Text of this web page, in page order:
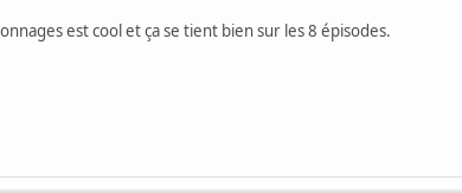
est cool et ça se tient bien sur les 8 épisodes.